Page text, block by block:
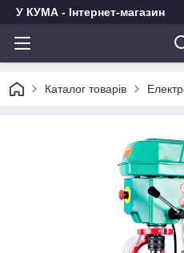
У КУМА - Інтернет-магазин
Каталог товарів